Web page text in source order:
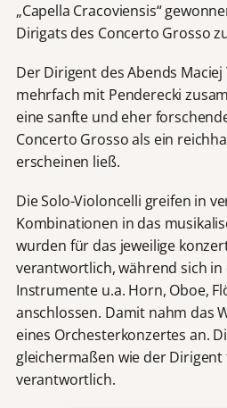
„Capella Cracoviensis“
Dirigats des Concerto Grosso
Der Dirigent des Abends
mehrfach mit Penderecki
eine sanfte und eher
Concerto Grosso als ein
erscheinen ließ.
Die Solo-Violoncelli greifen in
Kombinationen in das
wurden für das jeweilige
verantwortlich, während sich in
Instrumente u.a. Horn, Oboe,
anschlossen. Damit nahm das
eines Orchesterkonzertes an.
gleichermaßen wie der
verantwortlich.